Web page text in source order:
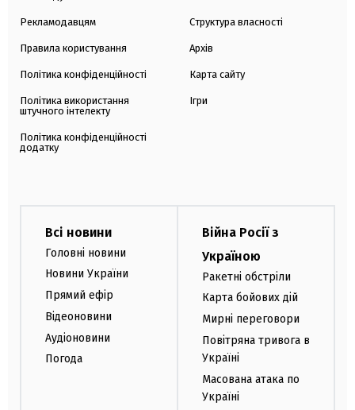
Рекламодавцям
Правила користування
Політика конфіденційності
Політика використання
штучного інтелекту
Політика конфіденційності
додатку
Структура власності
Архів
Карта сайту
Ігри
Всі новини
Головні новини
Новини України
Прямий ефір
Відеоновини
Аудіоновини
Погода
Війна Росії з
Україною
Ракетні обстріли
Карта бойових дій
Мирні переговори
Повітряна тривога в
Україні
Масована атака по
Україні